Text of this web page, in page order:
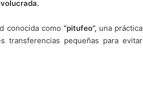
conocida como “pitufeo”, una práctica
transferencias pequeñas para evitar